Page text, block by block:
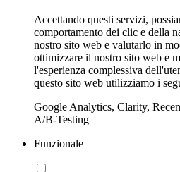
Accettando questi servizi,
comportamento dei clic e della
nostro sito web e valutarlo in
ottimizzare il nostro sito web e
l'esperienza complessiva
questo sito web utilizziamo i
Google Analytics, Clarity,
A/B-Testing
Funzionale